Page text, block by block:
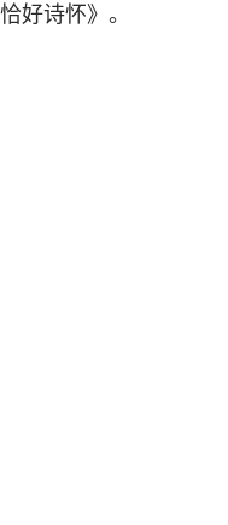
恰好诗怀》。